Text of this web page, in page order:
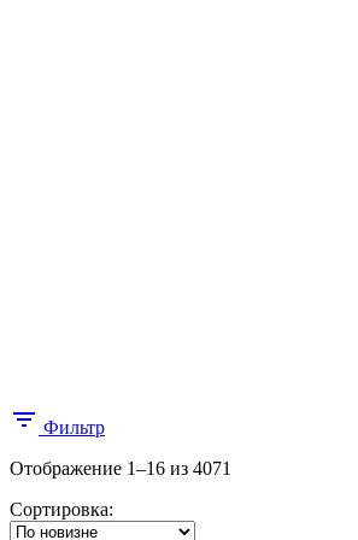
Фильтр
Отображение 1–16 из 4071
Сортировка: